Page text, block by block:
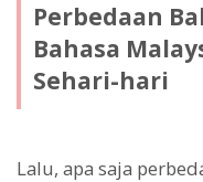
Perbedaan
Bahasa
Sehari-hari
Lalu, apa saja